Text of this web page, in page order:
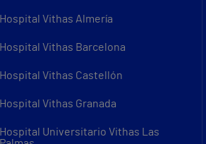
Hospital Vithas Almería
Hospital Vithas Barcelona
Hospital Vithas Castellón
Hospital Vithas Granada
Hospital Universitario Vithas Las